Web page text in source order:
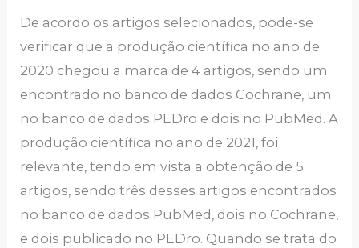
De acordo os artigos selecionados, pode-se
verificar que a produção científica no ano de
2020 chegou a marca de 4 artigos, sendo um
encontrado no banco de dados Cochrane, um
no banco de dados PEDro e dois no PubMed. A
produção científica no ano de 2021, foi
relevante, tendo em vista a obtenção de 5
artigos, sendo três desses artigos encontrados
no banco de dados PubMed, dois no Cochrane,
e dois publicado no PEDro. Quando se trata do